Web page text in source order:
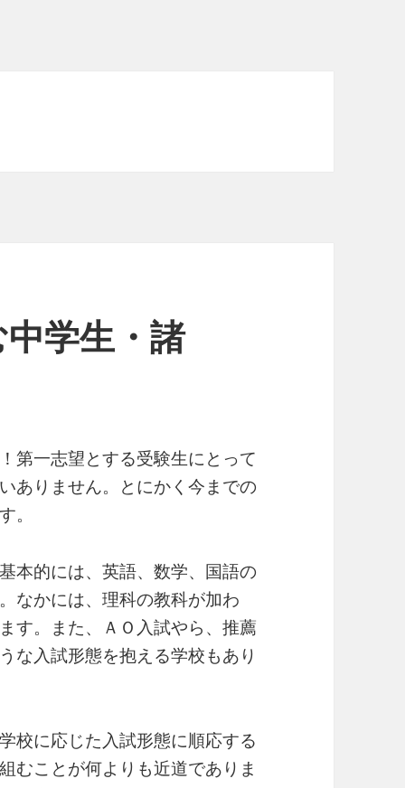
学生・諸
第一志望とする受験生にとって
ありません。とにかく今までの
。
本的には、英語、数学、国語の
なかには、理科の教科が加わ
す。また、ＡＯ入試やら、推薦
な入試形態を抱える学校もあり
校に応じた入試形態に順応する
むことが何よりも近道でありま